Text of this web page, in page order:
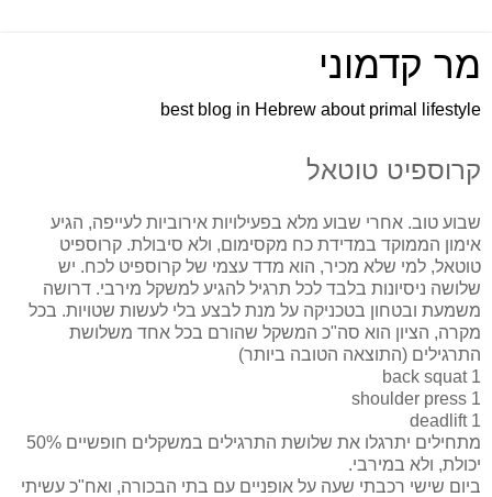
מר קדמוני
best blog in Hebrew about primal lifestyle
קרוספיט טוטאל
שבוע טוב. אחרי שבוע מלא בפעילויות אירוביות לעייפה, הגיע
אימון הממוקד במדידת כח מקסימום, ולא סיבולת. קרוספיט
טוטאל, למי שלא מכיר, הוא מדד עצמי של קרוספיט לכח. יש
שלושה ניסיונות בלבד לכל תרגיל להגיע למשקל מירבי. דרושה
משמעת ובטחון בטכניקה על מנת לבצע בלי לעשות שטויות. בכל
מקרה, הציון הוא סה"כ המשקל שהורם בכל אחד משלושת
התרגילים (התוצאה הטובה ביותר)
1 back squat
1 shoulder press
1 deadlift
מתחילים יתרגלו את שלושת התרגילים במשקלים חופשיים 50%
יכולת, ולא במירבי.
ביום שישי רכבתי שעה על אופניים עם בתי הבכורה, ואח"כ עשיתי